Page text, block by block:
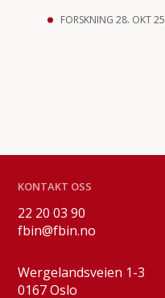
FORSKNING 28. OKT 25
KONTAKT OSS
22 20 03 90
fbin@fbin.no
Wergelandsveien 1-3
0167 Oslo